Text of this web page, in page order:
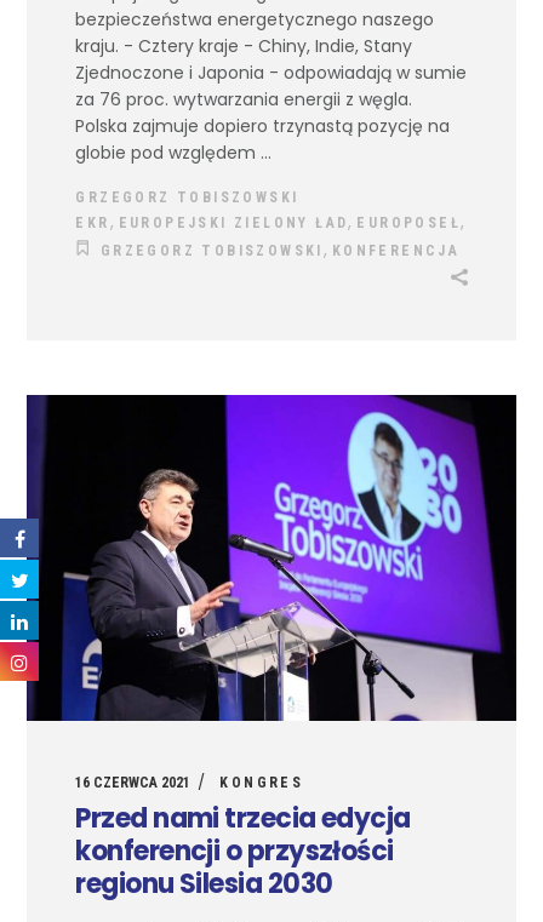
bezpieczeństwa energetycznego naszego
kraju. - Cztery kraje - Chiny, Indie, Stany
Zjednoczone i Japonia - odpowiadają w sumie
za 76 proc. wytwarzania energii z węgla.
Polska zajmuje dopiero trzynastą pozycję na
globie pod względem
GRZEGORZ TOBISZOWSKI
EKR , EUROPEJSKI ZIELONY ŁAD, EUROPOSEŁ ,
GRZEGORZ TOBISZOWSKI , KONFERENCJA
16 CZERWCA 2021 KONGRES
Przed nami trzecia edycja
konferencji o przyszłości
regionu Silesia 2030